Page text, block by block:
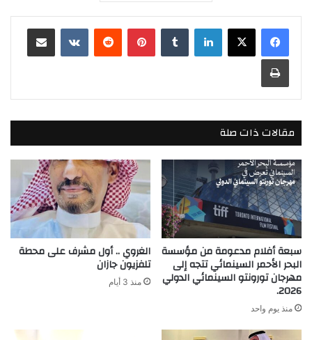
لينكدإن بينتيريست مشاركة عبر البريد
طباعة
مقالات ذات صلة
سبعة أفلام مدعومة من مؤسسة
البحر الأحمر السينمائي تتجه إلى
مهرجان تورونتو السينمائي الدولي
2026.
منذ يوم واحد
الغروي .. أول مشرف على محطة
تلفزيون جازان
منذ 3 أيام